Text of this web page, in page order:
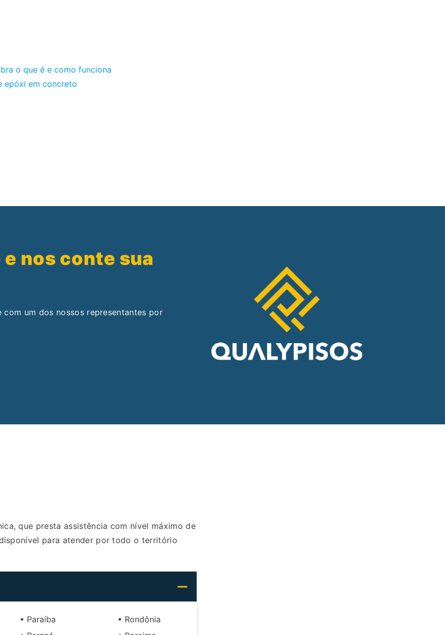
o que é e como funciona
epóxi em concreto
nos conte sua
um dos nossos representantes por
que presta assistência com nível máximo de
para atender por todo o território
• Paraíba
• Rondônia